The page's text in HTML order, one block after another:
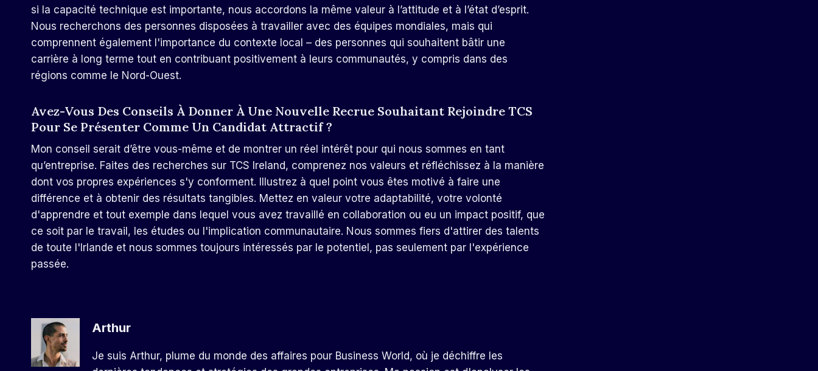
si la capacité technique est importante, nous accordons la même valeur à l’attitude et à l’état d’esprit.
Nous recherchons des personnes disposées à travailler avec des équipes mondiales, mais qui
comprennent également l'importance du contexte local – des personnes qui souhaitent bâtir une
carrière à long terme tout en contribuant positivement à leurs communautés, y compris dans des
régions comme le Nord-Ouest.
Avez-Vous Des Conseils À Donner À Une Nouvelle Recrue Souhaitant Rejoindre TCS
Pour Se Présenter Comme Un Candidat Attractif ?
Mon conseil serait d’être vous-même et de montrer un réel intérêt pour qui nous sommes en tant
qu’entreprise. Faites des recherches sur TCS Ireland, comprenez nos valeurs et réfléchissez à la manière
dont vos propres expériences s'y conforment. Illustrez à quel point vous êtes motivé à faire une
différence et à obtenir des résultats tangibles. Mettez en valeur votre adaptabilité, votre volonté
d'apprendre et tout exemple dans lequel vous avez travaillé en collaboration ou eu un impact positif, que
ce soit par le travail, les études ou l'implication communautaire. Nous sommes fiers d'attirer des talents
de toute l'Irlande et nous sommes toujours intéressés par le potentiel, pas seulement par l'expérience
passée.
Arthur
Je suis Arthur, plume du monde des affaires pour Business World, où je déchiffre les